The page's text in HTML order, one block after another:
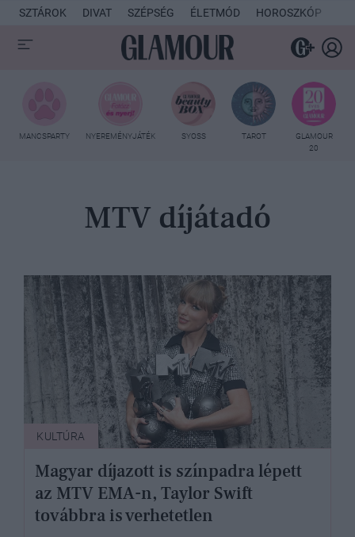
SZTÁROK DIVAT SZÉPSÉG ÉLETMÓD HOROSZKÓP
MANCSPARTY NYEREMÉNYJÁTÉK SYOSS TAROT
GLAMOUR
20
MTV díjátadó
KULTÚRA
Magyar díjazott is színpadra lépett
az MTV EMA-n, Taylor Swift
továbbra is verhetetlen